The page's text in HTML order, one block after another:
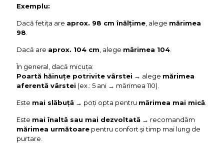
Exemplu:
Dacă fetița are aprox. 98 cm înălțime , alege mărimea
98
Dacă are aprox. 104 cm , alege mărimea 104
În general, dacă micuța:
Poartă hăinuțe potrivite vârstei → alege mărimea
aferentă vârstei (ex.: 5 ani → mărimea 110).
Este mai slăbuță → poți opta pentru mărimea mai mică
Este mai înaltă sau mai dezvoltată → recomandăm
mărimea următoare pentru confort și timp mai lung de
purtare.